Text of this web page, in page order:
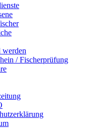
/ Fischerprüfung